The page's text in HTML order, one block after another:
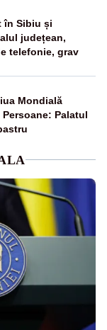
în Sibiu și
județean,
telefonie, grav
Mondială
Palatul